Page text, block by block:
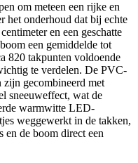
om meteen een rijke en
het onderhoud dat bij echte
en een geschatte
een gemiddelde tot
820 takpunten voldoende
te verdelen. De PVC-
zijn gecombineerd met
sneeuweffect, wat de
warmwitte LED-
weggewerkt in de takken,
en de boom direct een